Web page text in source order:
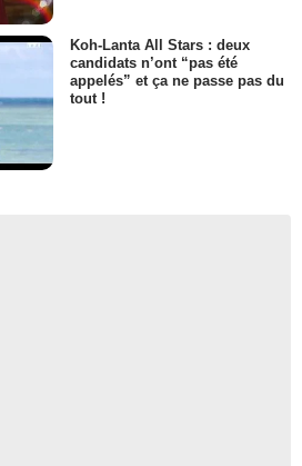
Koh-Lanta All Stars : deux
candidats n’ont “pas été
appelés” et ça ne passe pas du
tout !